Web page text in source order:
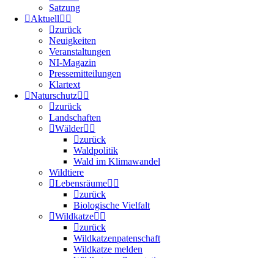
Satzung
Aktuell
zurück
Neuigkeiten
Veranstaltungen
NI-Magazin
Pressemitteilungen
Klartext
Naturschutz
zurück
Landschaften
Wälder
zurück
Waldpolitik
Wald im Klimawandel
Wildtiere
Lebensräume
zurück
Biologische Vielfalt
Wildkatze
zurück
Wildkatzenpatenschaft
Wildkatze melden